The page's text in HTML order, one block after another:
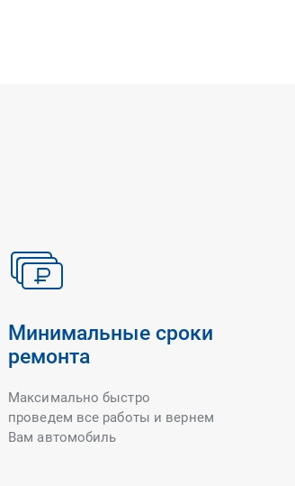
Минимальные сроки
ремонта
Максимально быстро
проведем все работы и вернем
Вам автомобиль